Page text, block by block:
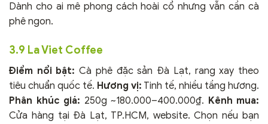
Dành cho ai mê phong cách hoài cổ nhưng vẫn cần cà
phê ngon.
3.9 La Viet Coffee
Điểm nổi bật: Cà phê đặc sản Đà Lạt, rang xay theo
tiêu chuẩn quốc tế. Hương vị: Tinh tế, nhiều tầng hương.
Phân khúc giá: 250g ~180.000–400.000₫. Kênh mua:
Cửa hàng tại Đà Lạt, TP.HCM, website. Chọn nếu bạn